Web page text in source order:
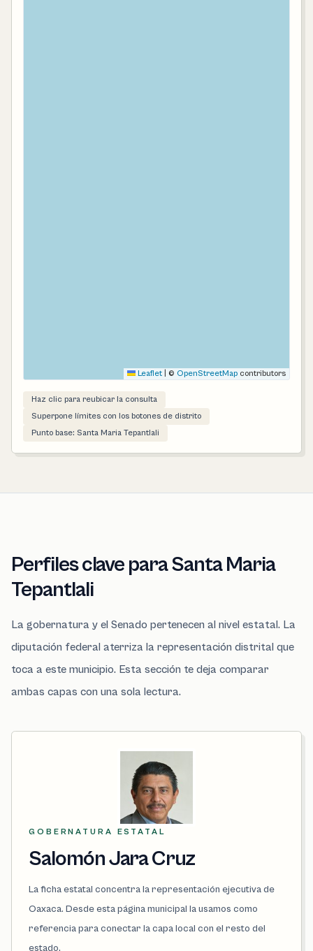
Leaflet © OpenStreetMap contributors
Haz clic para reubicar la consulta
Superpone límites con los botones de distrito
Punto base: Santa Maria Tepantlali
Perfiles clave para Santa Maria
Tepantlali
La gobernatura y el Senado pertenecen al nivel estatal. La
diputación federal aterriza la representación distrital que
toca a este municipio. Esta sección te deja comparar
ambas capas con una sola lectura.
GOBERNATURA ESTATAL
Salomón Jara Cruz
La ficha estatal concentra la representación ejecutiva de
Oaxaca. Desde esta página municipal la usamos como
referencia para conectar la capa local con el resto del
estado.